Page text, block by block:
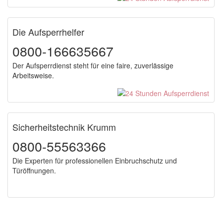
Die Aufsperrhelfer
0800-166635667
Der Aufsperrdienst steht für eine faire, zuverlässige
Arbeitsweise.
Sicherheitstechnik Krumm
0800-55563366
Die Experten für professionellen Einbruchschutz und
Türöffnungen.